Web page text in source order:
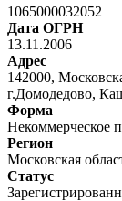
1065000032052
Дата ОГРН
13.11.2006
Адрес
142000,
г.Домодедово,
Форма
Некоммерческое
Регион
Московская
Статус